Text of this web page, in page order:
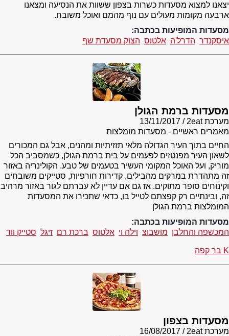
יצאנו למצוא מסעדות כשרות בצפון ששוות את הנסיעה ומצאנו
ארבעה מקומות מעולים עם נוף מהמם ואוכל משובח.
מסעדות המופיעות בכתבה:
איסקנדר הדרל'ה אלטוס הצוק מסעדת שף
מסעדות ברמת הגולן
מערכת 2eat
13/11/2017
מאמרים ראשיים - מסעדות מומלצות
החיים בתוך העיר הגדולה מלאי תזזיתיות ומהנים, אבל גם המכורים
לשאון העיר מפנטזים לפעמים על בית ברמת הגולן, כשמסביב הכל
מוריק, ועל האוכל המקומי העשיר בטעמים של טבע. הקולינריה באזור
זה מתהדרת במרקים מהבילים, קדירות חורפיות, סטייקים משובחים
וקינוחים סופר מתוקים. אז גם אם עדיין לא עברתם לגור באזור מרהיב
זה, ובינתיים רק קפצתם לטייל בו, כדאי שתכירו את המסעדות
המומלצות ברמת הגולן
מסעדות המופיעות בכתבה:
המכשפה והחלבן מושבוצ וילה וי אלטוס ברכת רם זיגל סטייק ווד
K בר קפה
מסעדות בצפון
מערכת 2eat
16/08/2017